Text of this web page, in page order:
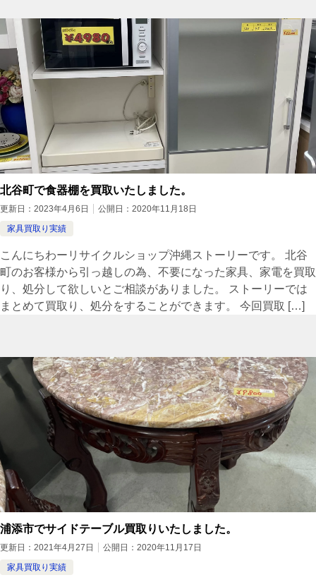
北谷町で食器棚を買取いたしました。
更新日： 2023年4月6日 公開日： 2020年11月18日
家具買取り実績
こんにちわーリサイクルショップ沖縄ストーリーです。 北谷
町のお客様から引っ越しの為、不要になった家具、家電を買取
り、処分して欲しいとご相談がありました。 ストーリーでは
まとめて買取り、処分をすることができます。 今回買取 […]
浦添市でサイドテーブル買取りいたしました。
更新日： 2021年4月27日 公開日： 2020年11月17日
家具買取り実績